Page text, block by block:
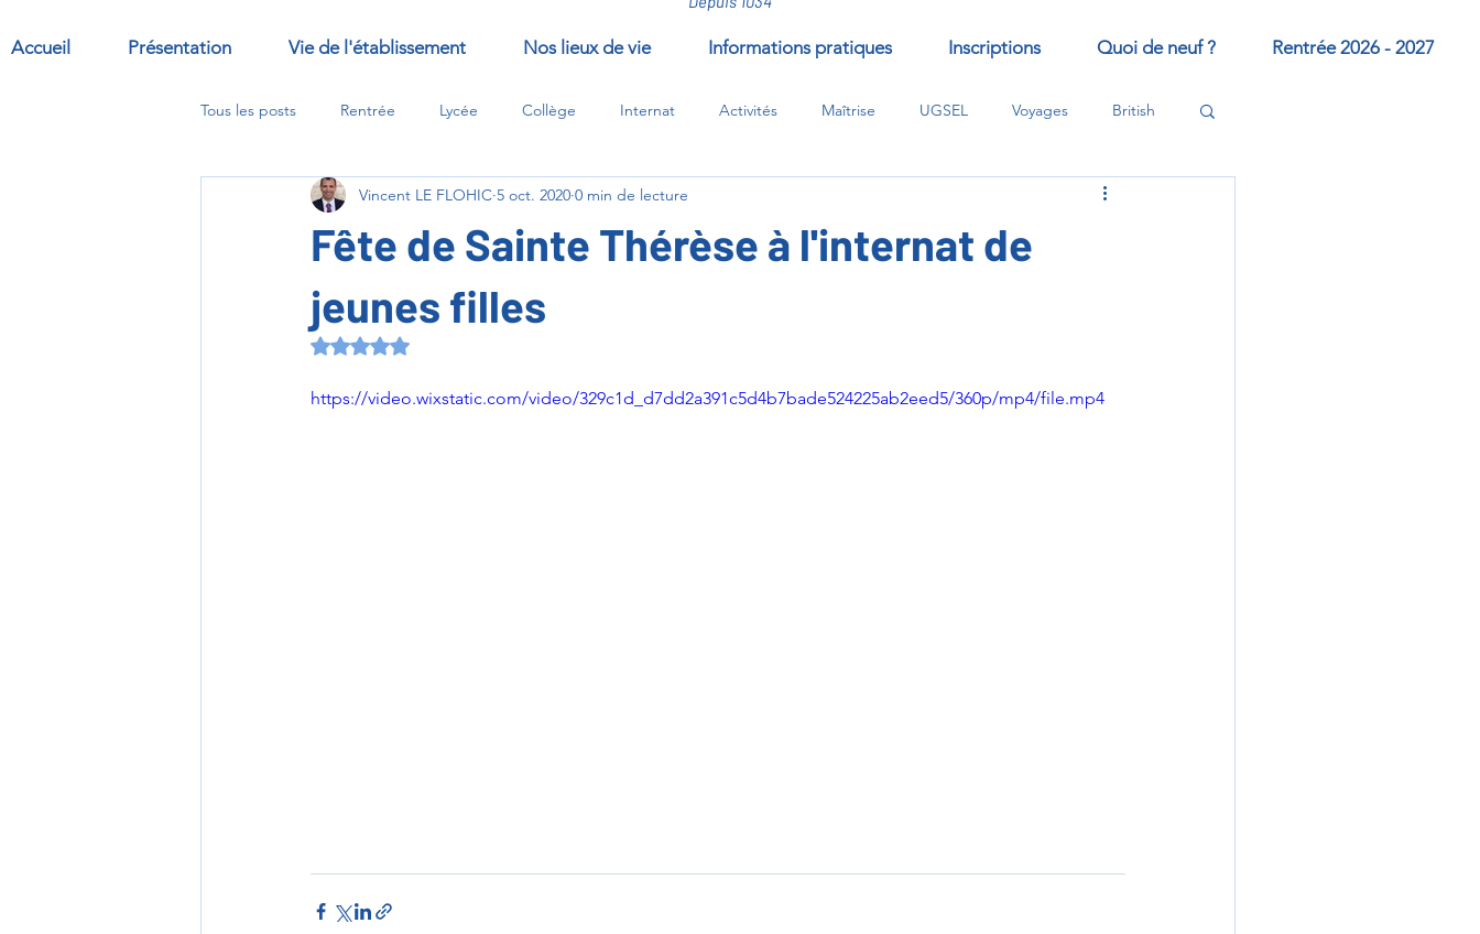
Accueil Présentation Vie de l'établissement Nos lieux de vie Informations pratiques Inscriptions Quoi de neuf ? Rentrée 2026 - 2027
Tous les posts Rentrée Lycée Collège Internat Activités Maîtrise UGSEL Voyages British
Abbaye options/compléments/EPI
Fête de Sainte Thérèse à l'internat de
jeunes filles
Vincent LE FLOHIC 5 oct. 2020 0 min de lecture
Noté NaN étoiles sur 5.
https://video.wixstatic.com/video/329c1d_d7dd2a391c5d4b7bade524225ab2eed5/360p/mp4/file.mp4